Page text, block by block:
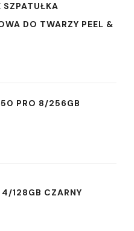
SZPATUŁKA
DO TWARZY PEEL &
50 PRO 8/256GB
4/128GB CZARNY